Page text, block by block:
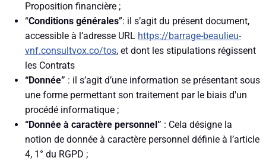
Proposition financière ;
“Conditions générales”: il s’agit du présent document,
accessible à l’adresse URL https://barrage-beaulieu-
vnf.consultvox.co/tos, et dont les stipulations régissent
les Contrats
“Donnée” : il s’agit d’une information se présentant sous
une forme permettant son traitement par le biais d'un
procédé informatique ;
“Donnée à caractère personnel” : Cela désigne la
notion de donnée à caractère personnel définie à l’article
4, 1° du RGPD ;